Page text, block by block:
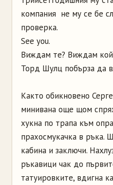
компания ­ не му се бе
проверка.
See you.
Виждам те? Виждам кой
Торд Шулц побърза да
Както обикновено
минивана още щом
хукна по трапа към
прахосмукачка в ръка.
кабина и заключи.
ръкавици чак до
татуировките, вдигна